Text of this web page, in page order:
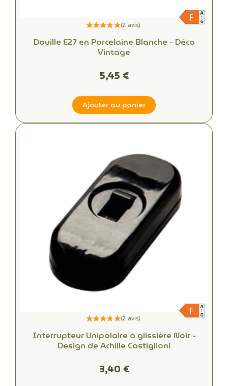
Douille E27 en Porcelaine Blanche - Déco
Vintage
5,45 €
Ajouter au panier
Interrupteur Unipolaire à glissière Noir -
Design de Achille Castiglioni
3,40 €